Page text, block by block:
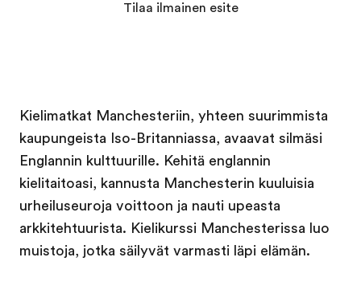
Työpaikat EF:llä
Liity joukkoomme
Tilaa ilmainen esite
Kielimatkat Manchesteriin, yhteen suurimmista
kaupungeista Iso-Britanniassa, avaavat silmäsi
Englannin kulttuurille. Kehitä englannin
kielitaitoasi, kannusta Manchesterin kuuluisia
urheiluseuroja voittoon ja nauti upeasta
arkkitehtuurista. Kielikurssi Manchesterissa luo
muistoja, jotka säilyvät varmasti läpi elämän.